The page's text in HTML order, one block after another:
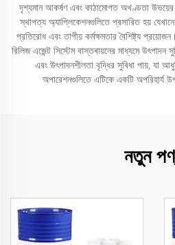
দৃশ্যমান আকর্ষণ এবং কাঠামোগত অখণ্ডতা উভয়ের
স্থাপত্য অ্যাপ্লিকেশনগুলিতে প্রসারিত হয়
প্রতিরোধ এবং তাপীয় কর্মক্ষমতার বৈশিষ্ট্য
রিলিজ এজেন্ট সিস্টেম বাস্তবায়নের মাধ্যমে উৎপাদন
এবং উৎপাদনশীলতা বৃদ্ধির সুবিধা পায়, যা
অপারেশনগুলিতে এটিকে একটি অপরিহার্য
নতুন